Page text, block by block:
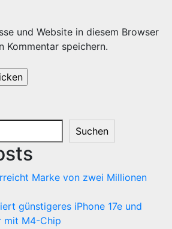
und Website in diesem Browser
Kommentar speichern.
Suchen
Marke von zwei Millionen
günstigeres iPhone 17e und
mit M4-Chip